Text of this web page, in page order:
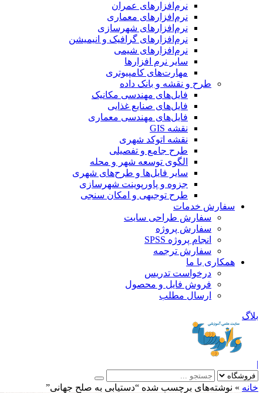
نرم‌افزارهای عمران
نرم‌افزارهای معماری
نرم‌افزارهای شهرسازی
نرم‌افزارهای گرافیک و انیمیشن
نرم‌افزارهای شیمی
سایر نرم افزارها
مهارت‌های کامپیوتری
طرح و نقشه و بانک داده
فایل‌های مهندسی مکانیک
فایل‌های صنایع غذایی
فایل‌های مهندسی معماری
نقشه GIS
نقشه اتوکد شهری
طرح جامع و تفصیلی
الگوی توسعه شهر و محله
سایر فایل‌ها و طرح‌های شهری
جزوه و پاورپوینت شهرسازی
طرح توجیهی و امکان سنجی
سفارش خدمات
سفارش طراحی سایت
سفارش پروژه
انجام پروژه SPSS
سفارش ترجمه
همکاری با ما
درخواست تدریس
فروش فایل و محصول
ارسال مطلب
»نوشته‌های برچسب شده “دستیابی به صلح جهانی”